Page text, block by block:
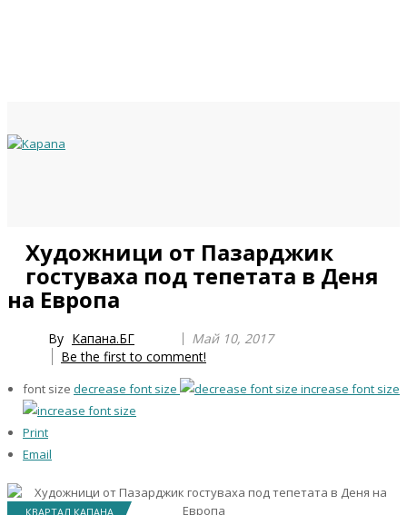
Художници от Пазарджик
гостуваха под тепетата в Деня
на Европа
By Капана.БГ
Май 10, 2017
Be the first to comment!
font size decrease font size increase font size
Print
Email
КВАРТАЛ КАПАНА
Year
Month
Year
Month